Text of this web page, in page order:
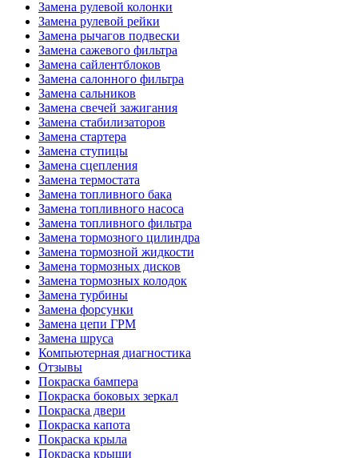
Замена рулевой колонки
Замена рулевой рейки
Замена рычагов подвески
Замена сажевого фильтра
Замена сайлентблоков
Замена салонного фильтра
Замена сальников
Замена свечей зажигания
Замена стабилизаторов
Замена стартера
Замена ступицы
Замена сцепления
Замена термостата
Замена топливного бака
Замена топливного насоса
Замена топливного фильтра
Замена тормозного цилиндра
Замена тормозной жидкости
Замена тормозных дисков
Замена тормозных колодок
Замена турбины
Замена форсунки
Замена цепи ГРМ
Замена шруса
Компьютерная диагностика
Отзывы
Покраска бампера
Покраска боковых зеркал
Покраска двери
Покраска капота
Покраска крыла
Покраска крыши